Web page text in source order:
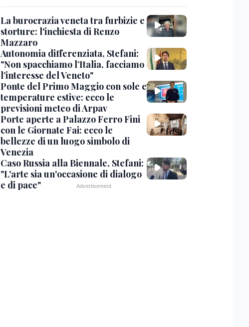
La burocrazia veneta tra furbizie e
storture: l'inchiesta di Renzo
Mazzaro
Autonomia differenziata, Stefani:
"Non spacchiamo l’Italia, facciamo
l’interesse del Veneto"
Ponte del Primo Maggio con sole e
temperature estive: ecco le
previsioni meteo di Arpav
Porte aperte a Palazzo Ferro Fini
con le Giornate Fai: ecco le
bellezze di un luogo simbolo di
Venezia
Caso Russia alla Biennale, Stefani:
"L'arte sia un'occasione di dialogo
e di pace"